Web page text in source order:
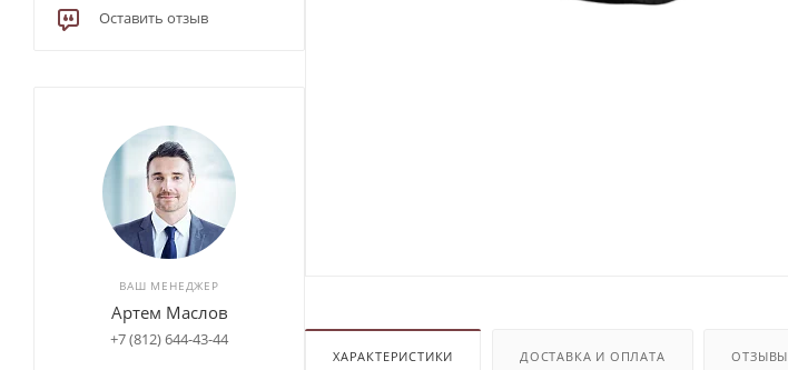
ХАРАКТЕРИСТИКИ ДОСТАВКА И ОПЛАТА ОТЗЫВЫ
Оставить отзыв
ВАШ МЕНЕДЖЕР
Артем Маслов
+7 (812) 644-43-44